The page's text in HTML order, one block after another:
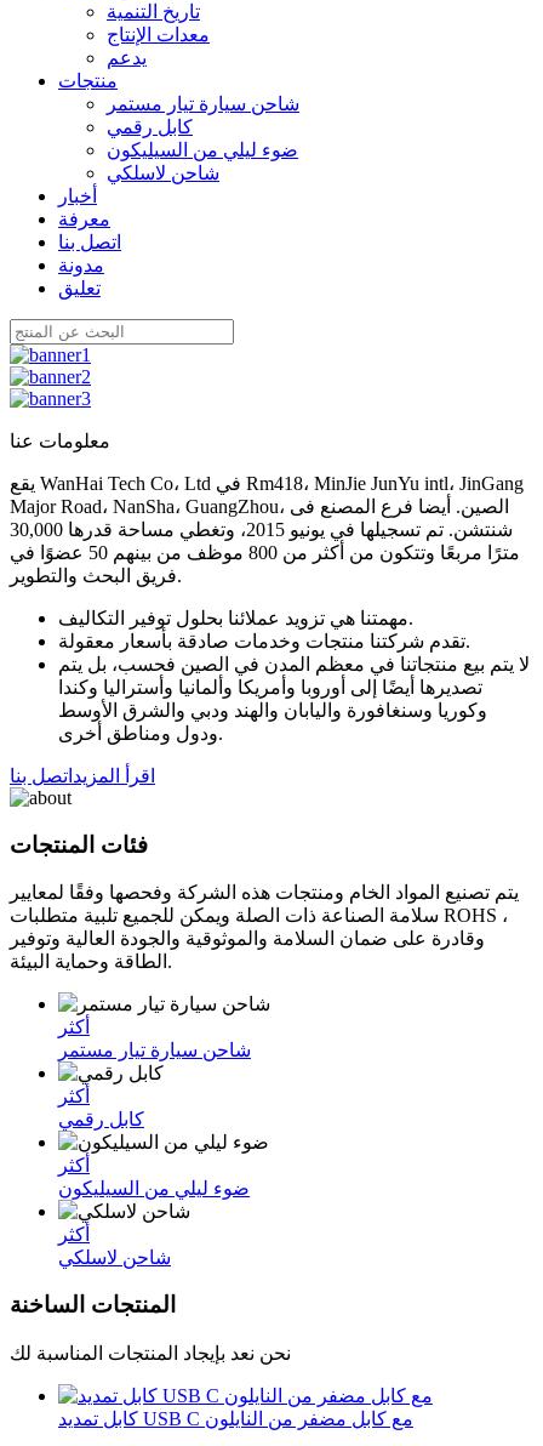
تاريخ التنمية
معدات الإنتاج
يدعم
منتجات
شاحن سيارة تيار مستمر
كابل رقمي
ضوء ليلي من السيليكون
شاحن لاسلكي
أخبار
معرفة
اتصل بنا
مدونة
تعليق
معلومات عنا
يقع WanHai Tech Co، Ltd في Rm418، MinJie JunYu intl، JinGang
Major Road، NanSha، GuangZhou، الصين. أيضا فرع المصنع فى
شنتشن. تم تسجيلها في يونيو 2015، وتغطي مساحة قدرها 30,000
مترًا مربعًا وتتكون من أكثر من 800 موظف من بينهم 50 عضوًا في
فريق البحث والتطوير.
مهمتنا هي تزويد عملائنا بحلول توفير التكاليف.
تقدم شركتنا منتجات وخدمات صادقة بأسعار معقولة.
لا يتم بيع منتجاتنا في معظم المدن في الصين فحسب، بل يتم
تصديرها أيضًا إلى أوروبا وأمريكا وألمانيا وأستراليا وكندا
وكوريا وسنغافورة واليابان والهند ودبي والشرق الأوسط
ودول ومناطق أخرى.
اقرأ المزيد اتصل بنا
فئات المنتجات
يتم تصنيع المواد الخام ومنتجات هذه الشركة وفحصها وفقًا لمعايير
سلامة الصناعة ذات الصلة ويمكن للجميع تلبية متطلبات ROHS ،
وقادرة على ضمان السلامة والموثوقية والجودة العالية وتوفير
الطاقة وحماية البيئة.
أكثر
شاحن سيارة تيار مستمر
أكثر
كابل رقمي
أكثر
ضوء ليلي من السيليكون
أكثر
شاحن لاسلكي
المنتجات الساخنة
نحن نعد بإيجاد المنتجات المناسبة لك
كابل تمديد USB C مع كابل مضفر من النايلون